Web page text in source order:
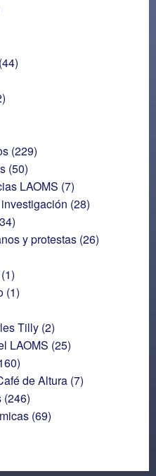
(44)
(229)
(50)
LAOMS (7)
(28)
y protestas (26)
(1)
(1)
Tilly (2)
LAOMS (25)
de Altura (7)
(246)
(69)